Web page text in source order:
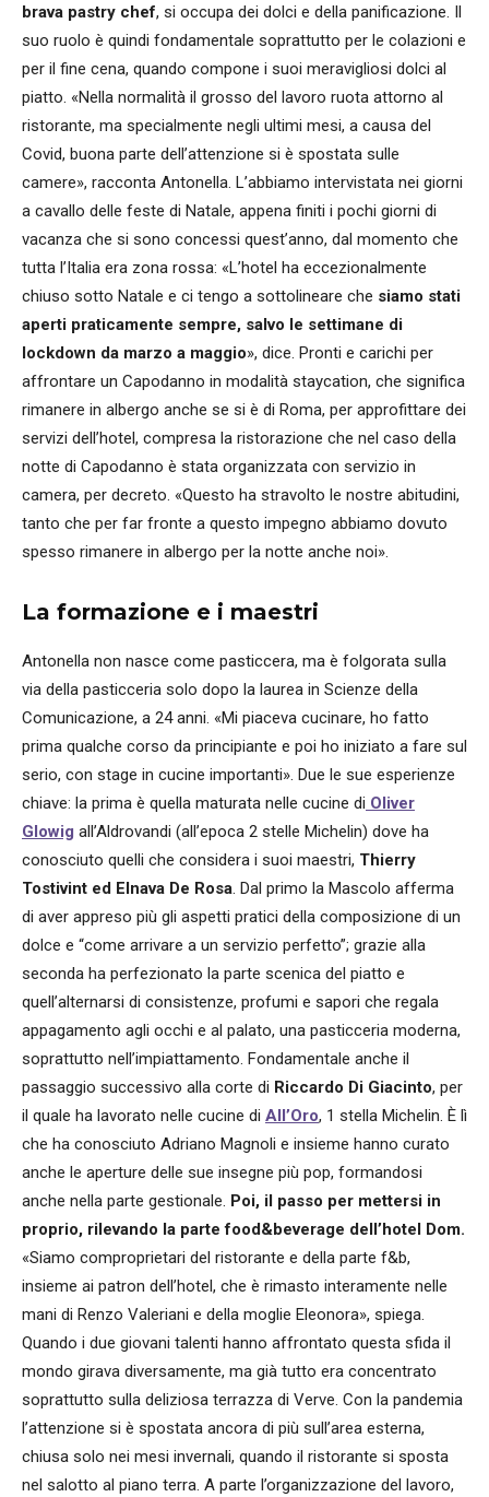
brava pastry chef, si occupa dei dolci e della panificazione. Il
suo ruolo è quindi fondamentale soprattutto per le colazioni e
per il fine cena, quando compone i suoi meravigliosi dolci al
piatto. «Nella normalità il grosso del lavoro ruota attorno al
ristorante, ma specialmente negli ultimi mesi, a causa del
Covid, buona parte dell’attenzione si è spostata sulle
camere», racconta Antonella. L’abbiamo intervistata nei giorni
a cavallo delle feste di Natale, appena finiti i pochi giorni di
vacanza che si sono concessi quest’anno, dal momento che
tutta l’Italia era zona rossa: «L’hotel ha eccezionalmente
chiuso sotto Natale e ci tengo a sottolineare che siamo stati
aperti praticamente sempre, salvo le settimane di
lockdown da marzo a maggio», dice. Pronti e carichi per
affrontare un Capodanno in modalità staycation, che significa
rimanere in albergo anche se si è di Roma, per approfittare dei
servizi dell’hotel, compresa la ristorazione che nel caso della
notte di Capodanno è stata organizzata con servizio in
camera, per decreto. «Questo ha stravolto le nostre abitudini,
tanto che per far fronte a questo impegno abbiamo dovuto
spesso rimanere in albergo per la notte anche noi».
La formazione e i maestri
Antonella non nasce come pasticcera, ma è folgorata sulla
via della pasticceria solo dopo la laurea in Scienze della
Comunicazione, a 24 anni. «Mi piaceva cucinare, ho fatto
prima qualche corso da principiante e poi ho iniziato a fare sul
serio, con stage in cucine importanti». Due le sue esperienze
chiave: la prima è quella maturata nelle cucine di Oliver
Glowig all’Aldrovandi (all’epoca 2 stelle Michelin) dove ha
conosciuto quelli che considera i suoi maestri, Thierry
Tostivint ed Elnava De Rosa. Dal primo la Mascolo afferma
di aver appreso più gli aspetti pratici della composizione di un
dolce e “come arrivare a un servizio perfetto”; grazie alla
seconda ha perfezionato la parte scenica del piatto e
quell’alternarsi di consistenze, profumi e sapori che regala
appagamento agli occhi e al palato, una pasticceria moderna,
soprattutto nell’impiattamento. Fondamentale anche il
passaggio successivo alla corte di Riccardo Di Giacinto, per
il quale ha lavorato nelle cucine di All’Oro, 1 stella Michelin. È lì
che ha conosciuto Adriano Magnoli e insieme hanno curato
anche le aperture delle sue insegne più pop, formandosi
anche nella parte gestionale. Poi, il passo per mettersi in
proprio, rilevando la parte food&beverage dell’hotel Dom.
«Siamo comproprietari del ristorante e della parte f&b,
insieme ai patron dell’hotel, che è rimasto interamente nelle
mani di Renzo Valeriani e della moglie Eleonora», spiega.
Quando i due giovani talenti hanno affrontato questa sfida il
mondo girava diversamente, ma già tutto era concentrato
soprattutto sulla deliziosa terrazza di Verve. Con la pandemia
l’attenzione si è spostata ancora di più sull’area esterna,
chiusa solo nei mesi invernali, quando il ristorante si sposta
nel salotto al piano terra. A parte l’organizzazione del lavoro,